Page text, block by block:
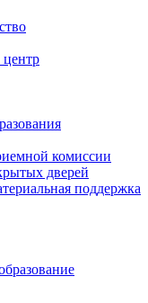
комиссии
дверей
поддержка